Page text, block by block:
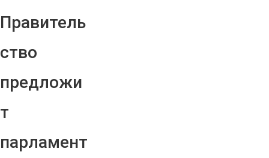
Правитель
ство
предложи
т
парламент